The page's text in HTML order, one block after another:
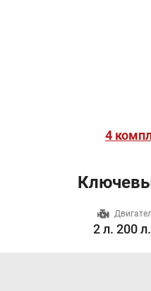
4
2 л. 200